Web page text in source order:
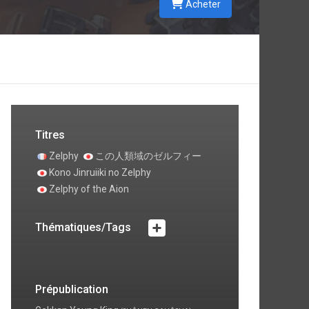
Acheter
Titres
Zelphy
この人類域のゼルフィー
Kono Jinruiiki no Zelphy
Zelphy of the Aion
Thématiques/Tags
Prépublication